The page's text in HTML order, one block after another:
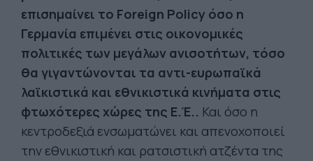
επισημαίνει το Foreign Policy όσο η
Γερμανία επιμένει στις οικονομικές
πολιτικές των μεγάλων ανισοτήτων, τόσο
θα γιγαντώνονται τα αντι-ευρωπαϊκά
λαϊκιστικά και εθνικιστικά κινήματα στις
φτωχότερες χώρες της Ε.Έ.. Και όσο η
κεντροδεξιά ενσωματώνει και απενοχοποιεί
την εθνικιστική και ρατσιστική ατζέντα της